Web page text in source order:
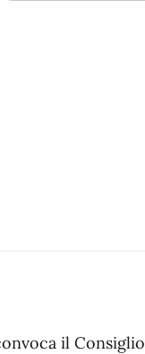
il Consiglio